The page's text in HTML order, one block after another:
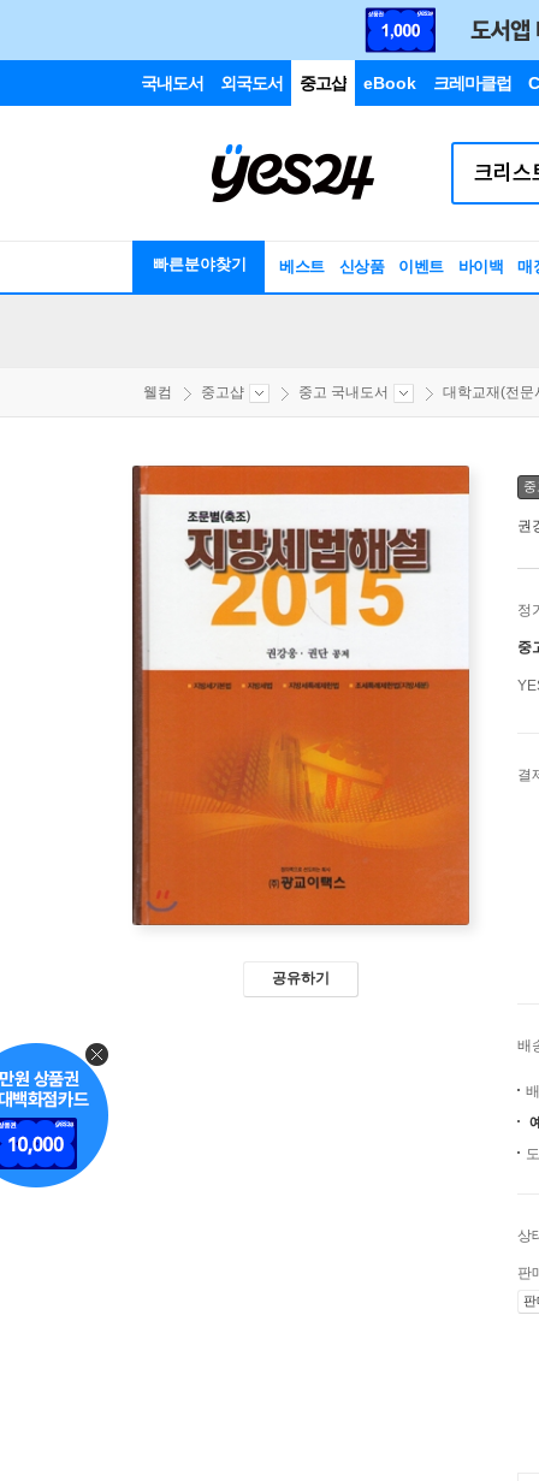
국내도서 외국도서 중고샵 eBook 크레마클럽
빠른분야찾기 베스트 신상품 이벤트 바이백 매
웰컴 중고샵 중고 국내도서 대학교재(전문
공유하기
권
정
중
결
배
상
판
판